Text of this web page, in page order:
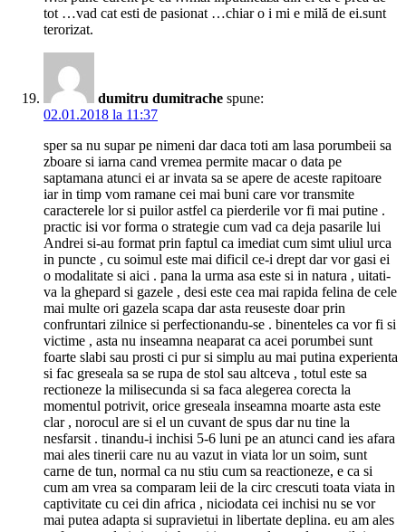
tot …vad cat esti de pasionat …chiar o i mi e milă de ei.sunt
terorizat.
dumitru dumitrache spune:
02.01.2018 la 11:37
sper sa nu supar pe nimeni dar daca toti am lasa porumbeii sa
zboare si iarna cand vremea permite macar o data pe
saptamana atunci ei ar invata sa se apere de aceste rapitoare
iar in timp vom ramane cei mai buni care vor transmite
caracterele lor si puilor astfel ca pierderile vor fi mai putine .
practic isi vor forma o strategie cum vad ca deja pasarile lui
Andrei si-au format prin faptul ca imediat cum simt uliul urca
in puncte , cu soimul este mai dificil ce-i drept dar vor gasi ei
o modalitate si aici . pana la urma asa este si in natura , uitati-
va la ghepard si gazele , desi este cea mai rapida felina de cele
mai multe ori gazela scapa dar asta reuseste doar prin
confruntari zilnice si perfectionandu-se . binenteles ca vor fi si
victime , asta nu inseamna neaparat ca acei porumbei sunt
foarte slabi sau prosti ci pur si simplu au mai putina experienta
si fac greseala sa se rupa de stol sau altceva , totul este sa
rectioneze la milisecunda si sa faca alegerea corecta la
momentul potrivit, orice greseala inseamna moarte asta este
clar , norocul are si el un cuvant de spus dar nu tine la
nesfarsit . tinandu-i inchisi 5-6 luni pe an atunci cand ies afara
mai ales tinerii care nu au vazut in viata lor un soim, sunt
carne de tun, normal ca nu stiu cum sa reactioneze, e ca si
cum am vrea sa comparam leii de la circ crescuti toata viata in
captivitate cu cei din africa , niciodata cei inchisi nu se vor
mai putea adapta si supravietui in libertate deplina. eu am ales